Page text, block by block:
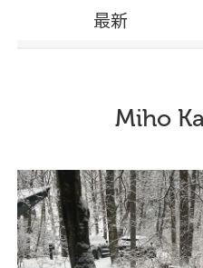
最新
Miho